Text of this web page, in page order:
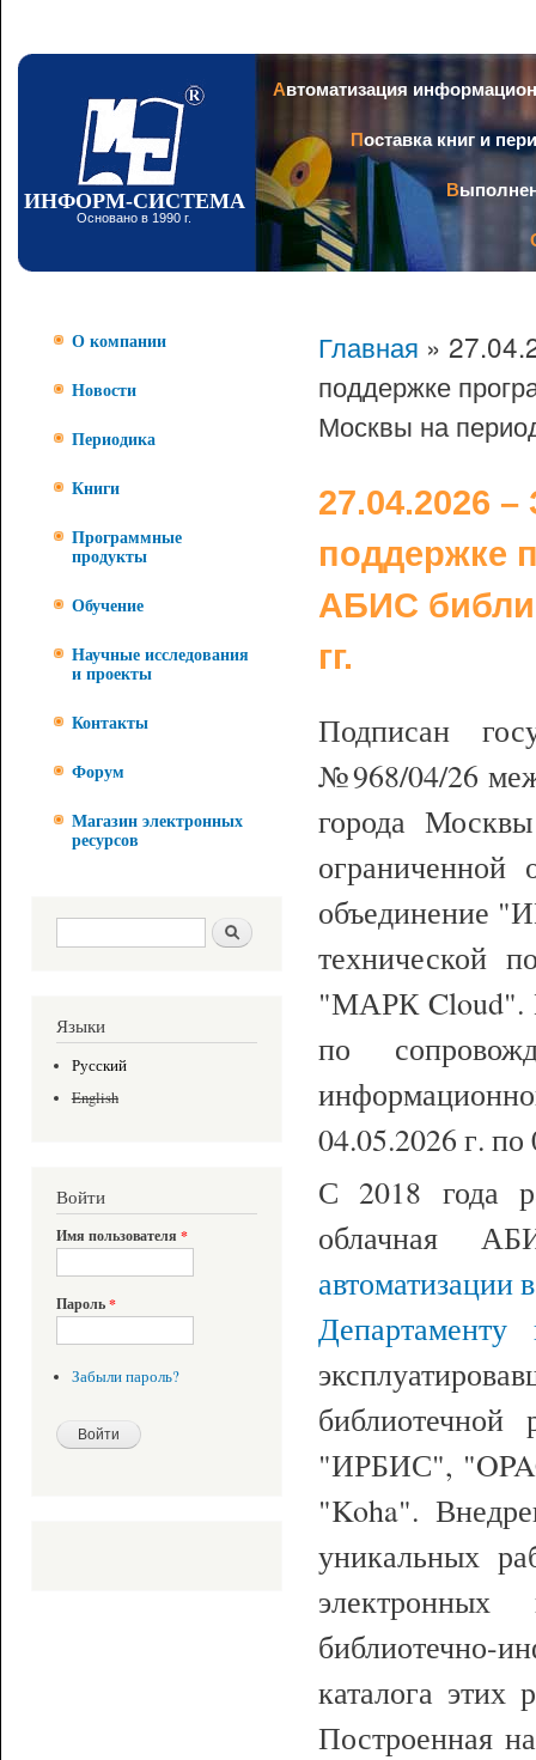
ИНФОРМ-СИСТЕМА
Основано в 1990 г.
Автоматизация
Поставка книг и
О компании
Новости
Периодика
Книги
Программные
продукты
Обучение
Научные исследования
и проекты
Контакты
Форум
Магазин электронных
ресурсов
Форма поиска Поиск
Языки
Русский
English
Войти
Имя пользователя *
Пароль*
Забыли пароль?
Главная »
поддержке
Москвы на
27.04.2026
поддержке
АБИС
гг.
Подписан
№968/04/26
города
ограниченной
объединение
технической
"МАРК Cloud".
по
04.05.2026 г. по
С 2018 года
облачная
автоматизации
"ИРБИС",
"Koha".
уникальных
библиотечно-
каталога этих
Построенная